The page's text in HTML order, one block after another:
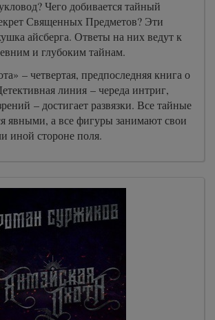
Чего добивается тайный
Священных Предметов? Эти
айсберга. Ответы на них ведут к
и глубоким тайнам.
– четвертая, предпоследняя книга о
линия – череда интриг,
– достигает развязки. Все тайные
явными, а все фигуры занимают свои
иной стороне поля.